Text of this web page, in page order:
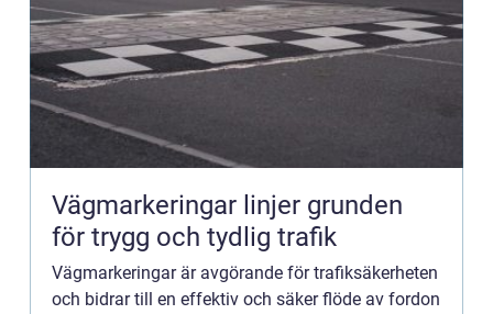
Vägmarkeringar linjer grunden
för trygg och tydlig trafik
Vägmarkeringar är avgörande för trafiksäkerheten
och bidrar till en effektiv och säker flöde av fordon